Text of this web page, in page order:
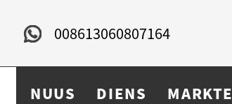
008613060807164
NUUS DIENS MARKTE